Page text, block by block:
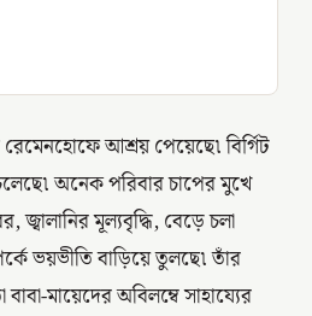
আশ্রয় পেয়েছে৷ বির্গিট
অনেক পরিবার চাপের মুখে
মূল্যবৃদ্ধি, বেড়ে চলা
ভয়ভীতি বাড়িয়ে তুলছে৷ তাঁর
মায়েদের অবিলম্বে সাহায্যের